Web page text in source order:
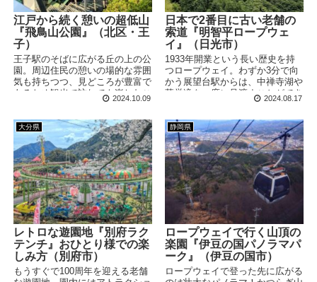
江戸から続く憩いの超低山
『飛鳥山公園』（北区・王
子）
王子駅のそばに広がる丘の上の公
園。周辺住民の憩いの場的な雰囲
気も持ちつつ、見どころが豊富で
あるため観光で訪れても楽しむこ
とができます。江戸時代や渋沢栄
スポットです。
2024.10.09
日本で2番目に古い老舗の
索道『明智平ロープウェ
イ』（日光市）
1933年開業という長い歴史を持
つロープウェイ。わずか3分で向
かう展望台駅からは、中禅寺湖や
華厳滝を一度に見渡すことができ
ます。かつて運行していたケーブ
2024.08.17
大分県
レトロな遊園地『別府ラク
テンチ』おひとり様での楽
しみ方（別府市）
もうすぐで100周年を迎える老舗
静岡県
ロープウェイで行く山頂の
楽園『伊豆の国パノラマパ
ーク』（伊豆の国市）
ロープウェイで登った先に広がる